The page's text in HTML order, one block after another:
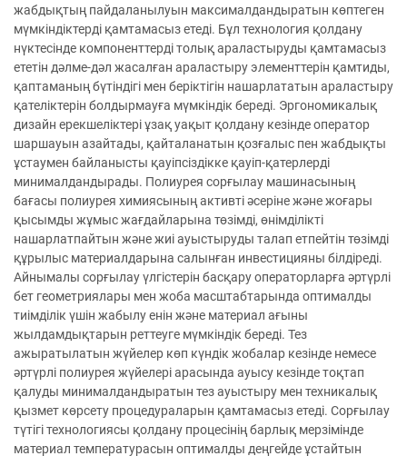
жабдықтың пайдаланылуын максималдандыратын көптеген
мүмкіндіктерді қамтамасыз етеді. Бұл технология қолдану
нүктесінде компоненттерді толық араластыруды қамтамасыз
ететін дәлме-дәл жасалған араластыру элементтерін қамтиды,
қаптаманың бүтіндігі мен беріктігін нашарлататын араластыру
қателіктерін болдырмауға мүмкіндік береді. Эргономикалық
дизайн ерекшеліктері ұзақ уақыт қолдану кезінде оператор
шаршауын азайтады, қайталанатын қозғалыс пен жабдықты
ұстаумен байланысты қауіпсіздікке қауіп-қатерлерді
минималдандырады. Полиурея сорғылау машинасының
бағасы полиурея химиясының активті әсеріне және жоғары
қысымды жұмыс жағдайларына төзімді, өнімділікті
нашарлатпайтын және жиі ауыстыруды талап етпейтін төзімді
құрылыс материалдарына салынған инвестицияны білдіреді.
Айнымалы сорғылау үлгістерін басқару операторларға әртүрлі
бет геометриялары мен жоба масштабтарында оптималды
тиімділік үшін жабылу енін және материал ағыны
жылдамдықтарын реттеуге мүмкіндік береді. Тез
ажыратылатын жүйелер көп күндік жобалар кезінде немесе
әртүрлі полиурея жүйелері арасында ауысу кезінде тоқтап
қалуды минималдандыратын тез ауыстыру мен техникалық
қызмет көрсету процедураларын қамтамасыз етеді. Сорғылау
түтігі технологиясы қолдану процесінің барлық мерзімінде
материал температурасын оптималды деңгейде ұстайтын